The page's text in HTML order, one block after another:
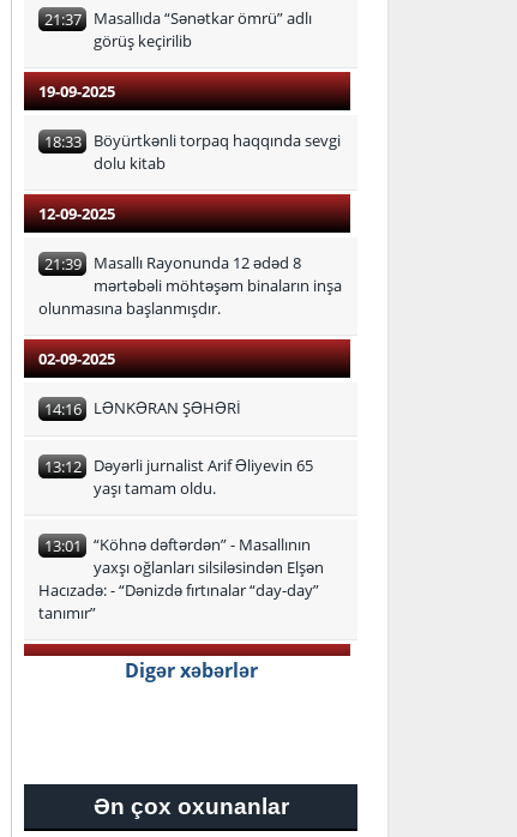
21:37
Masallıda “Sənətkar ömrü” adlı
görüş keçirilib
19-09-2025
18:33
Böyürtkənli torpaq haqqında sevgi
dolu kitab
12-09-2025
21:39
Masallı Rayonunda 12 ədəd 8
mərtəbəli möhtəşəm binaların inşa
olunmasına başlanmışdır.
02-09-2025
14:16 LƏNKƏRAN ŞƏHƏRİ
13:12
Dəyərli jurnalist Arif Əliyevin 65
yaşı tamam oldu.
13:01 “Köhnə dəftərdən” - Masallının
yaxşı oğlanları silsiləsindən Elşən
Hacızadə: - “Dənizdə fırtınalar “day-day”
tanımır”
29-08-2025
27-08-2025
Digər xəbərlər
Ən çox oxunanlar